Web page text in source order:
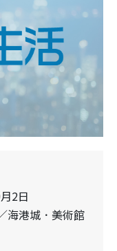
2日
海港城．美術館